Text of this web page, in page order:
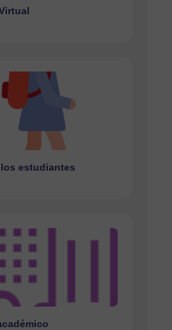
estudiantes
estudiantes
página
página